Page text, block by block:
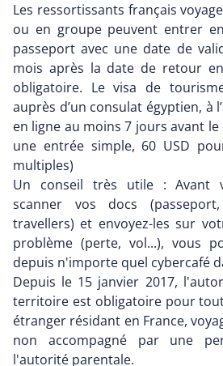
Les ressortissants français
ou en groupe peuvent entrer
passeport avec une date de
mois après la date de retour
obligatoire. Le visa de
auprès d’un consulat égyptien, à
en ligne au moins 7 jours avant
une entrée simple, 60 USD
multiples)
Un conseil très utile : Avant
scanner vos docs
travellers) et envoyez-les sur
problème (perte, vol...), vous
depuis n'importe quel cybercafé
Depuis le 15 janvier 2017,
territoire est obligatoire pour
étranger résidant en France,
non accompagné par une
l'autorité parentale.